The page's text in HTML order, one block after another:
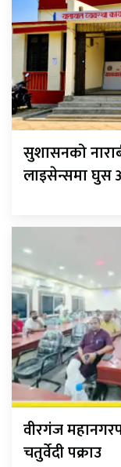
सुशासनको
लाइसेन्समा घुस
वीरगंज
चतुर्वेदी पक्राउ